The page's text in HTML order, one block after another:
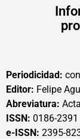
Periodicidad:
Editor: Felipe
Abreviatura:
ISSN: 0186-2391
e-ISSN: 2395-